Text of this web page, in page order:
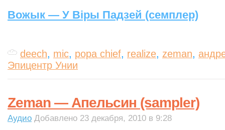
Вожык — У Вiры Падзей (семплер)
deech, mic, popa chief, realize, zeman,
Эпицентр Унии
Zeman — Апельсин (sampler)
Аудио Добавлено 23 декабря, 2010 в 9:28